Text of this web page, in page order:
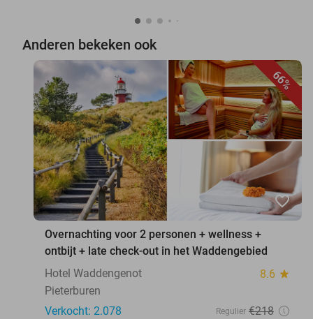
Anderen bekeken ook
66%
favorite_border
Overnachting voor 2 personen + wellness +
ontbijt + late check-out in het Waddengebied
Hotel Waddengenot
8.6 star
Pieterburen
Verkocht: 2.078
Regulier €218